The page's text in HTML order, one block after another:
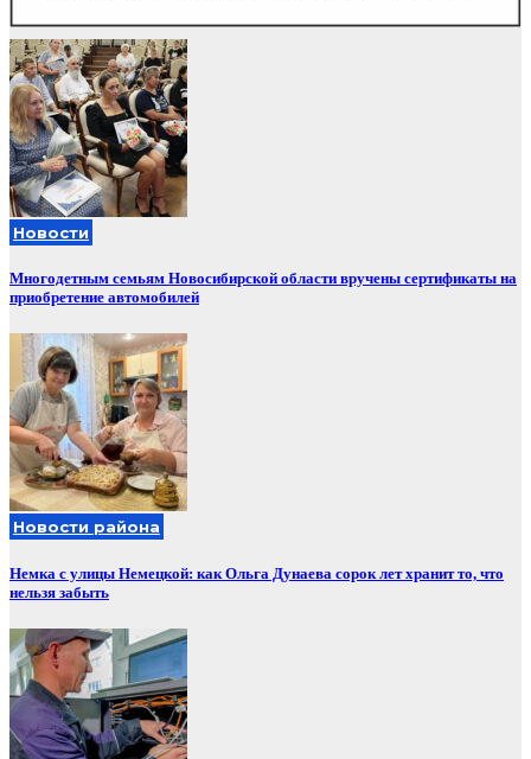
Новости
Многодетным семьям Новосибирской области вручены сертификаты на
приобретение автомобилей
Новости района
Немка с улицы Немецкой: как Ольга Дунаева сорок лет хранит то, что
нельзя забыть